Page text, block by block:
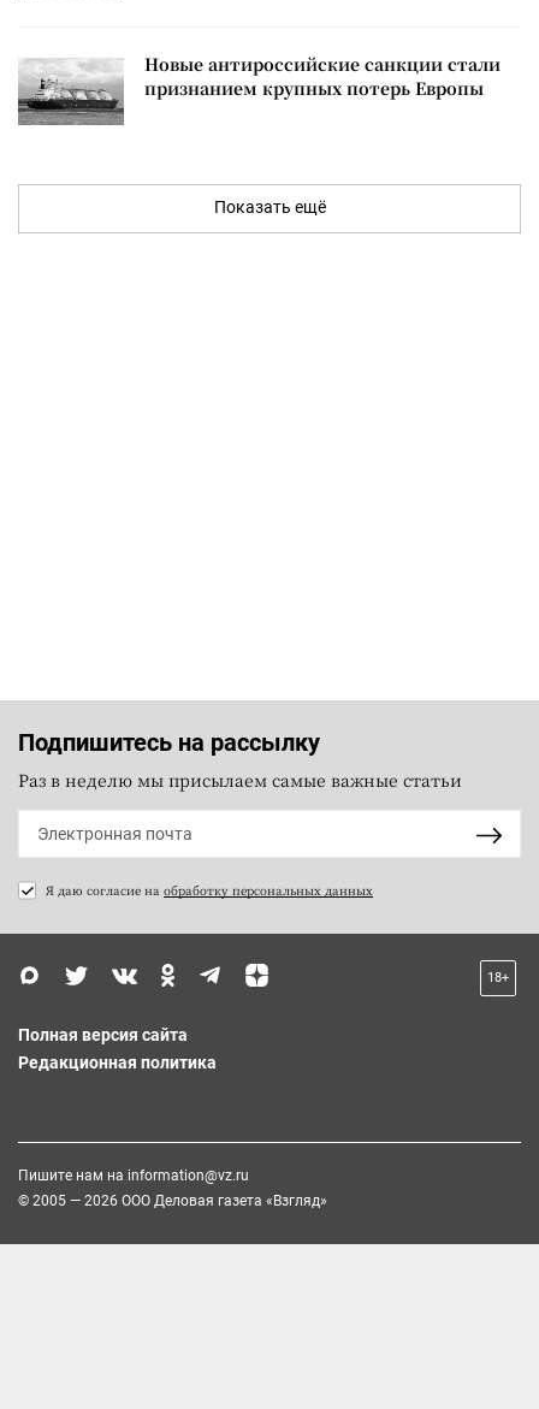
Новые антироссийские санкции стали
признанием крупных потерь Европы
Показать ещё
Подпишитесь на рассылку
Раз в неделю мы присылаем самые важные статьи
Я даю согласие на обработку персональных данных
18+
Полная версия сайта
Редакционная политика
Пишите нам на information@vz.ru
© 2005 — 2026 ООО Деловая газета «Взгляд»